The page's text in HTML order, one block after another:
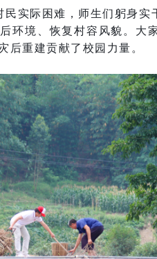
民实际困难，师生们躬身
环境、恢复村容风貌。大
后重建贡献了校园力量。